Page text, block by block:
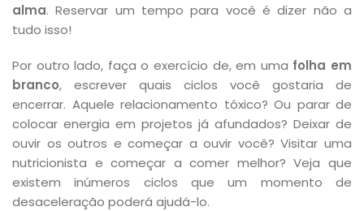
alma. Reservar um tempo para você é dizer não a
tudo isso!
Por outro lado, faça o exercício de, em uma folha em
branco, escrever quais ciclos você gostaria de
encerrar. Aquele relacionamento tóxico? Ou parar de
colocar energia em projetos já afundados? Deixar de
ouvir os outros e começar a ouvir você? Visitar uma
nutricionista e começar a comer melhor? Veja que
existem inúmeros ciclos que um momento de
desaceleração poderá ajudá-lo.